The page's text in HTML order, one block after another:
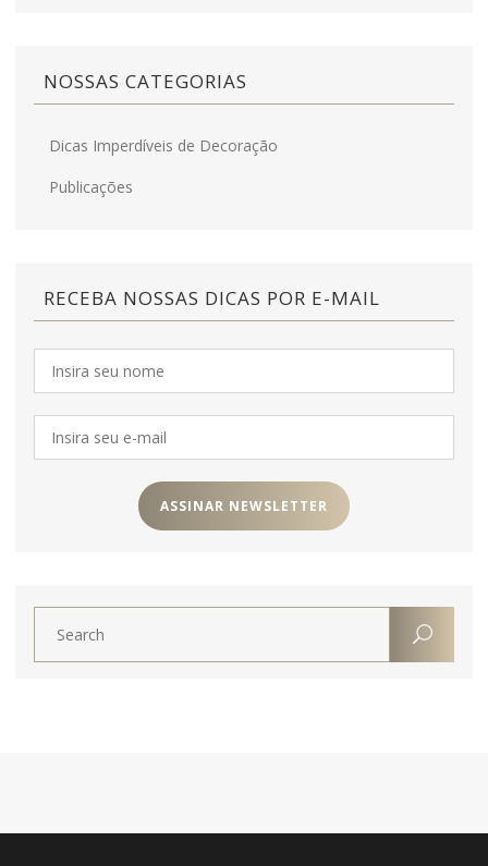
NOSSAS CATEGORIAS
Dicas Imperdíveis de Decoração
Publicações
RECEBA NOSSAS DICAS POR E-MAIL